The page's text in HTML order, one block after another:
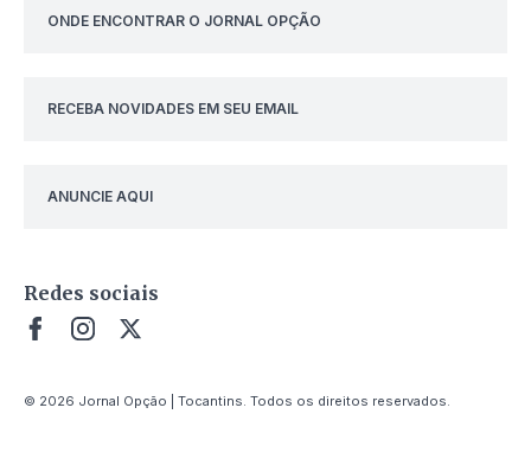
ONDE ENCONTRAR O JORNAL OPÇÃO
RECEBA NOVIDADES EM SEU EMAIL
ANUNCIE AQUI
Redes sociais
© 2026 Jornal Opção | Tocantins. Todos os direitos reservados.